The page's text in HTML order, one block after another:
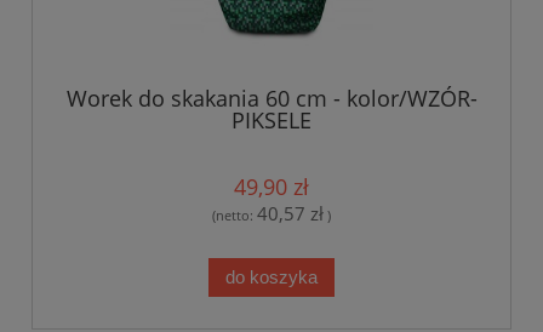
Worek do skakania 60 cm - kolor/WZÓR-
PIKSELE
49,90 zł
(netto: 40,57 zł )
do koszyka